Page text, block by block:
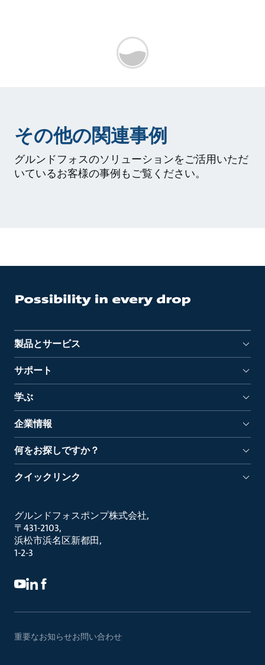
その他の関連事例
グルンドフォスのソリューションをご活用いただ
いているお客様の事例もご覧ください。
製品とサービス
サポート
学ぶ
企業情報
何をお探しですか？
クイックリンク
グルンドフォスポンプ株式会社
〒431-2103
浜松市浜名区新都田
1-2-3
重要なお知らせお問い合わせ